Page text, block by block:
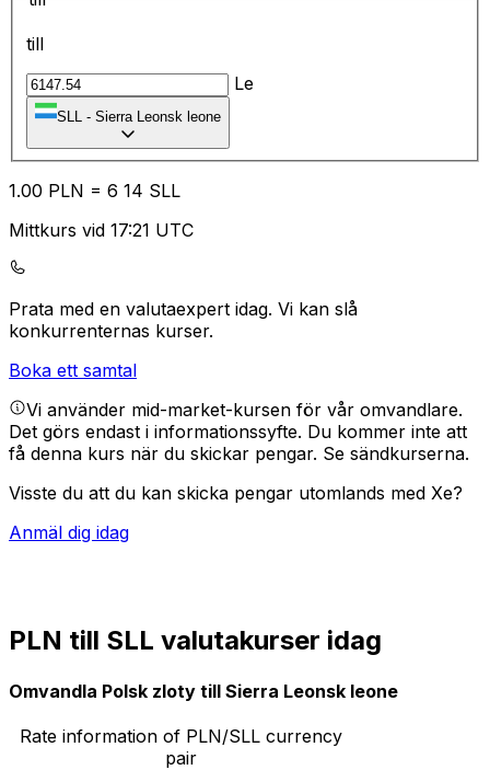
till
Le
SLL - Sierra Leonsk leone
1.00 PLN = 6 14 SLL
Mittkurs vid 17:21 UTC
Prata med en valutaexpert idag. Vi kan slå
konkurrenternas kurser.
Boka ett samtal
Vi använder mid-market-kursen för vår omvandlare.
Det görs endast i informationssyfte. Du kommer inte att
få denna kurs när du skickar pengar. Se sändkurserna.
Visste du att du kan skicka pengar utomlands med Xe?
Anmäl dig idag
PLN till SLL valutakurser idag
Omvandla Polsk zloty till Sierra Leonsk leone
Rate information of PLN/SLL currency
pair